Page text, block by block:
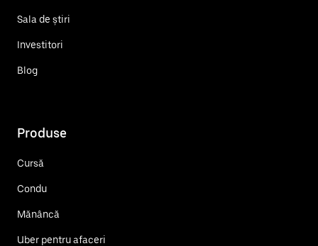
Sala de știri
Investitori
Blog
Produse
Cursă
Condu
Mănâncă
Uber pentru afaceri